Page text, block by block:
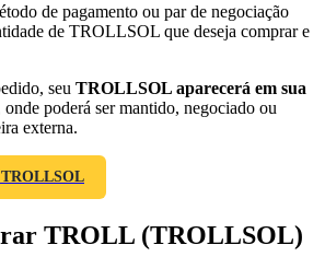
to Share 25000 USDT prize pool!
de pagamento ou par de negociação
de TROLLSOL que deseja comprar e
seu TROLLSOL aparecerá em sua
onde poderá ser mantido, negociado ou
externa.
TROLLSOL
TROLL (TROLLSOL)